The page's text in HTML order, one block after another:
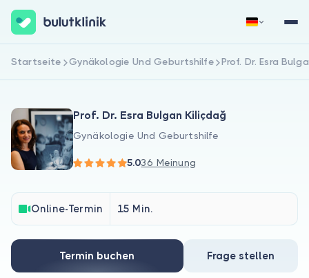
Für Patienten
Jetzt registrieren Anmelden
Startseite Gynäkologie Und Geburtshilfe Prof. Dr. Esra
Prof. Dr. Esra Bulgan Kiliçdağ
Gynäkologie Und Geburtshilfe
5.036 Meinung
Online-Termin 15 Min.
Termin buchen Frage stellen